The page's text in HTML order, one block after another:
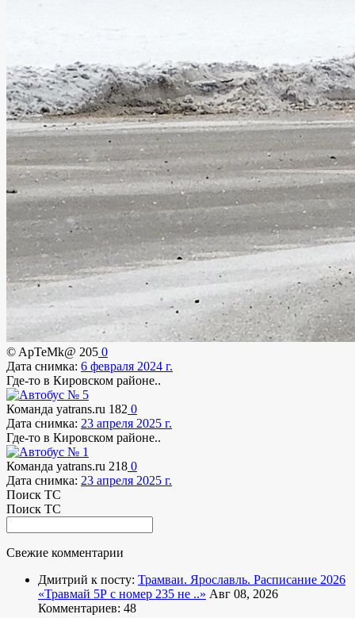
© ApTeMk@ 205 0
Дата снимка: 6 февраля 2024 г.
Где-то в Кировском районе..
Команда yatrans.ru 182 0
Дата снимка: 23 апреля 2025 г.
Где-то в Кировском районе..
Команда yatrans.ru 218 0
Дата снимка: 23 апреля 2025 г.
Поиск ТС
Поиск ТС
Свежие комментарии
Дмитрий к посту: Трамваи. Ярославль. Расписание 2026
«Травмай 5Р с номер 235 не ..» Авг 08, 2026
Комментариев: 48